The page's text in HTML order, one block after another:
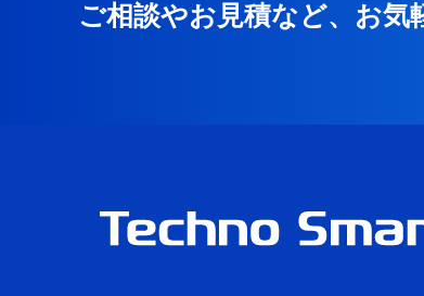
ご相談やお見積など、お気